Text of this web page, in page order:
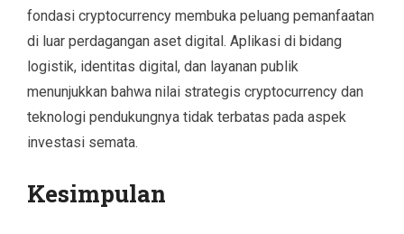
fondasi cryptocurrency membuka peluang pemanfaatan
di luar perdagangan aset digital. Aplikasi di bidang
logistik, identitas digital, dan layanan publik
menunjukkan bahwa nilai strategis cryptocurrency dan
teknologi pendukungnya tidak terbatas pada aspek
investasi semata.
Kesimpulan